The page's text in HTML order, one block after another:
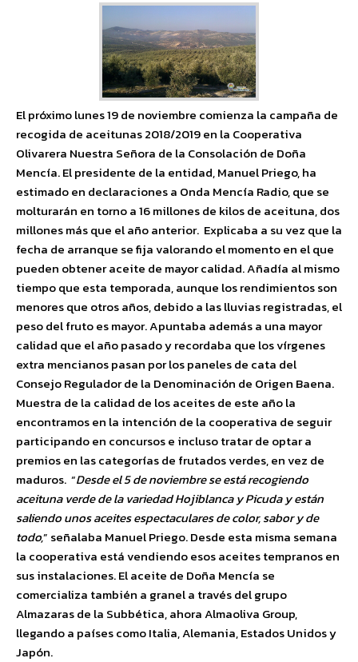
El próximo lunes 19 de noviembre comienza la campaña de
recogida de aceitunas 2018/2019 en la Cooperativa
Olivarera Nuestra Señora de la Consolación de Doña
Mencía. El presidente de la entidad, Manuel Priego, ha
estimado en declaraciones a Onda Mencía Radio, que se
molturarán en torno a 16 millones de kilos de aceituna, dos
millones más que el año anterior. Explicaba a su vez que la
fecha de arranque se fija valorando el momento en el que
pueden obtener aceite de mayor calidad. Añadía al mismo
tiempo que esta temporada, aunque los rendimientos son
menores que otros años, debido a las lluvias registradas, el
peso del fruto es mayor. Apuntaba además a una mayor
calidad que el año pasado y recordaba que los vírgenes
extra mencianos pasan por los paneles de cata del
Consejo Regulador de la Denominación de Origen Baena.
Muestra de la calidad de los aceites de este año la
encontramos en la intención de la cooperativa de seguir
participando en concursos e incluso tratar de optar a
premios en las categorías de frutados verdes, en vez de
maduros. “Desde el 5 de noviembre se está recogiendo
aceituna verde de la variedad Hojiblanca y Picuda y están
saliendo unos aceites espectaculares de color, sabor y de
todo,” señalaba Manuel Priego. Desde esta misma semana
la cooperativa está vendiendo esos aceites tempranos en
sus instalaciones. El aceite de Doña Mencía se
comercializa también a granel a través del grupo
Almazaras de la Subbética, ahora Almaoliva Group,
llegando a países como Italia, Alemania, Estados Unidos y
Japón.